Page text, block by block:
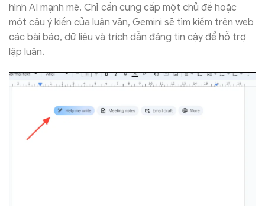
hình AI mạnh mẽ. Chỉ cần cung cấp một chủ đề hoặc
một câu ý kiến của luận văn, Gemini sẽ tìm kiếm trên web
các bài báo, dữ liệu và trích dẫn đáng tin cậy để hỗ trợ
lập luận.